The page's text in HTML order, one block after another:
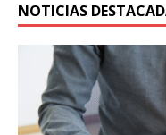
NOTICIAS